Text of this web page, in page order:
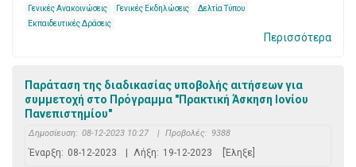
Γενικές Ανακοινώσεις Γενικές Εκδηλώσεις
Δελτία Τύπου
Εκπαιδευτικές Δράσεις
Περισσότερα
Παράταση της διαδικασίας υποβολής αιτήσεων για
συμμετοχή στο Πρόγραμμα "Πρακτική Άσκηση Ιονίου
Πανεπιστημίου"
Δημοσίευση: 08-12-2023 10:27 | Προβολές: 9388
Έναρξη: 08-12-2023 | Λήξη: 19-12-2023 [Έληξε]